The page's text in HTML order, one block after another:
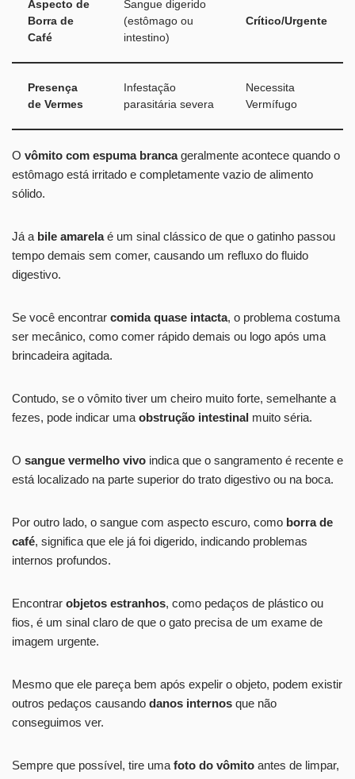
Aspecto de
Borra de
Café
Sangue digerido
(estômago ou
intestino)
Crítico/Urgente
Presença
de Vermes
Infestação
parasitária severa
Necessita
Vermífugo
O vômito com espuma brancageralmente acontece quando o
estômago está irritado e completamente vazio de alimento
sólido.
Já a bile amarelaé um sinal clássico de que o gatinho passou
tempo demais sem comer, causando um refluxo do fluido
digestivo.
Se você encontrar comida quase intacta, o problema costuma
ser mecânico, como comer rápido demais ou logo após uma
brincadeira agitada.
Contudo, se o vômito tiver um cheiro muito forte, semelhante a
fezes, pode indicar uma obstrução intestinal muito séria.
O sangue vermelho vivo indica que o sangramento é recente e
está localizado na parte superior do trato digestivo ou na boca.
Por outro lado, o sangue com aspecto escuro, como borra de
café, significa que ele já foi digerido, indicando problemas
internos profundos.
Encontrar objetos estranhos, como pedaços de plástico ou
fios, é um sinal claro de que o gato precisa de um exame de
imagem urgente.
Mesmo que ele pareça bem após expelir o objeto, podem existir
outros pedaços causando danos internos que não
conseguimos ver.
Sempre que possível, tire uma foto do vômito antes de limpar,